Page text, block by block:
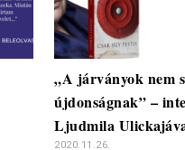
„A járványok nem
újdonságnak” –
Ljudmila
2020.11.26.